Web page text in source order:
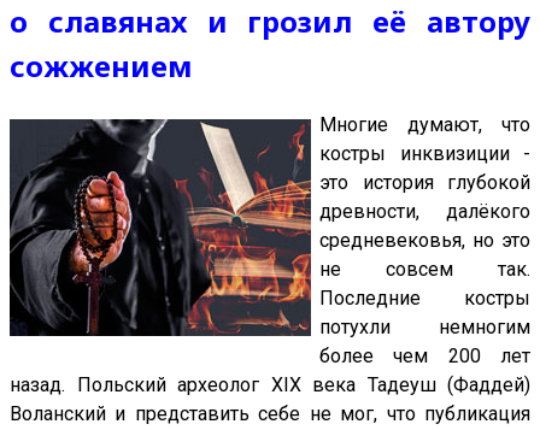
о славянах и грозил её автору
сожжением
Многие думают, что
костры инквизиции -
это история глубокой
древности, далёкого
средневековья, но это
не совсем так.
Последние костры
потухли немногим
более чем 200 лет
назад. Польский археолог XIX века Тадеуш (Фаддей)
Воланский и представить себе не мог, что публикация